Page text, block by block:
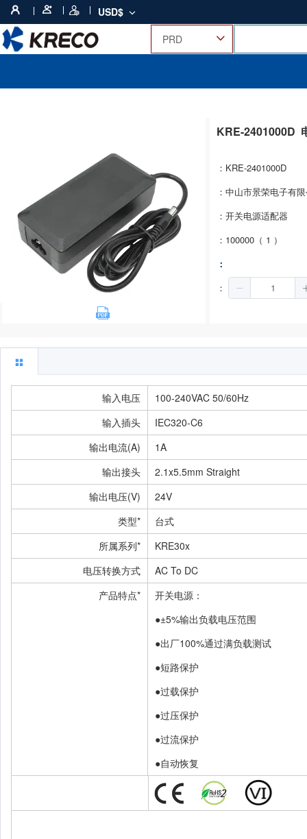
USD$
KRE-2401000D
：KRE-2401000D
：中山市景荣电子有
：开关电源适配器
：100000（ 1 ）
：
：
输入电压
100-240VAC 50/60Hz
输入插头
IEC320-C6
输出电流(A)
1A
输出接头
2.1x5.5mm Straight
输出电压(V)
24V
类型*
台式
所属系列*
KRE30x
电压转换方式
AC To DC
产品特点*
开关电源：
●±5%输出负载电压范围
●出厂100%通过满负载测试
●短路保护
●过载保护
●过压保护
●过流保护
●自动恢复